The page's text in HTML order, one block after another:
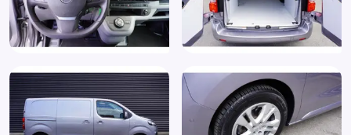
Hill hold functie
Houten vloer in laadruimte
Lendesteun(en) verstelbaar
Lichtmetalen velgen 17"
Metaalkleur